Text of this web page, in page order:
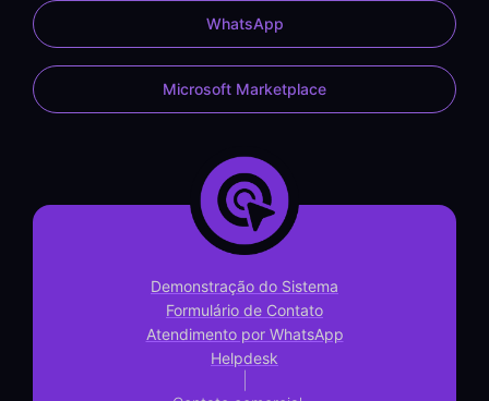
WhatsApp
Microsoft Marketplace
Demonstração do Sistema
Formulário de Contato
Atendimento por WhatsApp
Helpdesk